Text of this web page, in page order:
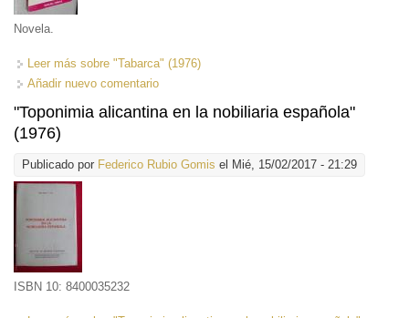
Novela.
Leer más sobre "Tabarca" (1976)
Añadir nuevo comentario
"Toponimia alicantina en la nobiliaria española"
(1976)
Publicado por Federico Rubio Gomis el Mié, 15/02/2017 - 21:29
ISBN 10: 8400035232